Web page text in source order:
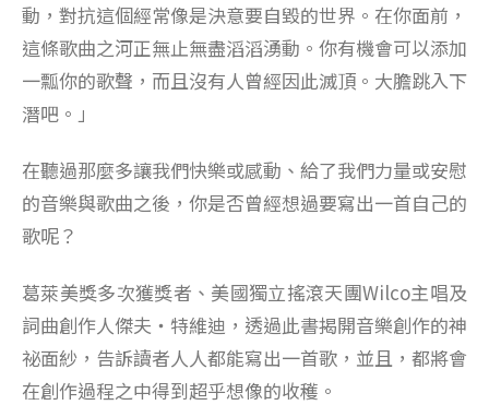
動，對抗這個經常像是決意要自毀的世界。在你面前，
這條歌曲之河正無止無盡滔滔湧動。你有機會可以添加
一瓢你的歌聲，而且沒有人曾經因此滅頂。大膽跳入下
潛吧。」
在聽過那麼多讓我們快樂或感動、給了我們力量或安慰
的音樂與歌曲之後，你是否曾經想過要寫出一首自己的
歌呢？
葛萊美獎多次獲獎者、美國獨立搖滾天團Wilco主唱及
詞曲創作人傑夫・特維迪，透過此書揭開音樂創作的神
祕面紗，告訴讀者人人都能寫出一首歌，並且，都將會
在創作過程之中得到超乎想像的收穫。